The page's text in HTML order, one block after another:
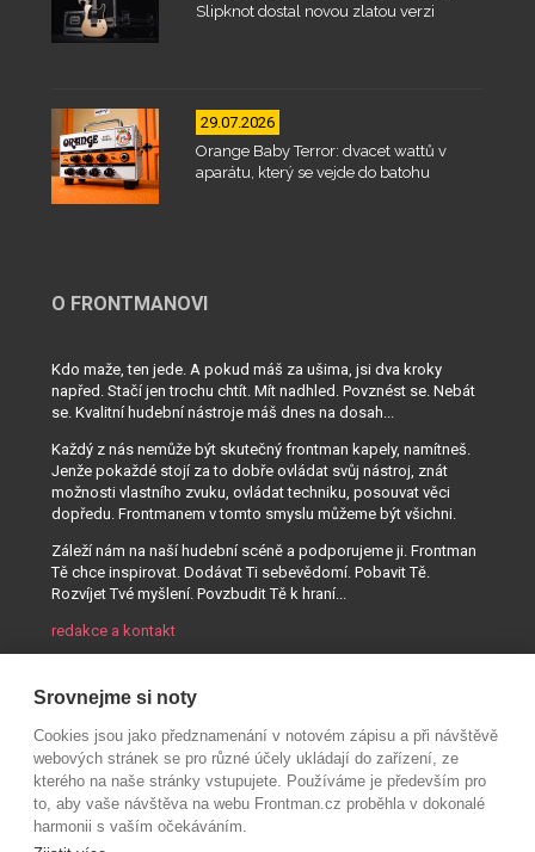
Slipknot dostal novou zlatou verzi
29.07.2026
Orange Baby Terror: dvacet wattů v
aparátu, který se vejde do batohu
O FRONTMANOVI
Kdo maže, ten jede. A pokud máš za ušima, jsi dva kroky
napřed. Stačí jen trochu chtít. Mít nadhled. Povznést se. Nebát
se. Kvalitní hudební nástroje máš dnes na dosah...
Každý z nás nemůže být skutečný frontman kapely, namítneš.
Jenže pokaždé stojí za to dobře ovládat svůj nástroj, znát
možnosti vlastního zvuku, ovládat techniku, posouvat věci
dopředu. Frontmanem v tomto smyslu můžeme být všichni.
Záleží nám na naší hudební scéně a podporujeme ji. Frontman
Tě chce inspirovat. Dodávat Ti sebevědomí. Pobavit Tě.
Rozvíjet Tvé myšlení. Povzbudit Tě k hraní...
redakce a kontakt
Srovnejme si noty
Cookies jsou jako předznamenání v notovém zápisu a při návštěvě
webových stránek se pro různé účely ukládají do zařízení, ze
kterého na naše stránky vstupujete. Používáme je především pro
to, aby vaše návštěva na webu Frontman.cz proběhla v dokonalé
harmonii s vaším očekáváním.